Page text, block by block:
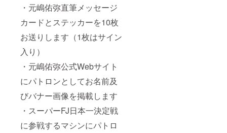
・元嶋佑弥直筆メッセージ
カードとステッカーを10枚
お送りします（1枚はサイン
入り）
・元嶋佑弥公式Webサイト
にパトロンとしてお名前及
びバナー画像を掲載します
・スーパーFJ日本一決定戦
に参戦するマシンにパトロ